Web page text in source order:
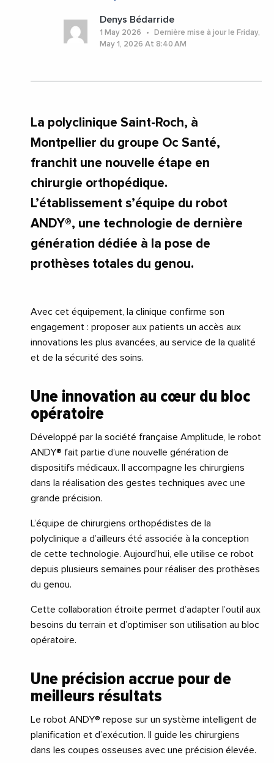
Denys Bédarride
1 May 2026
Dernière mise à jour le Friday,
May 1, 2026 At 8:40 AM
La polyclinique Saint-Roch, à
Montpellier du groupe Oc Santé,
franchit une nouvelle étape en
chirurgie orthopédique.
L’établissement s’équipe du robot
ANDY®, une technologie de dernière
génération dédiée à la pose de
prothèses totales du genou.
Avec cet équipement, la clinique confirme son
engagement : proposer aux patients un accès aux
innovations les plus avancées, au service de la qualité
et de la sécurité des soins.
Une innovation au cœur du bloc
opératoire
Développé par la société française Amplitude, le robot
ANDY® fait partie d’une nouvelle génération de
dispositifs médicaux. Il accompagne les chirurgiens
dans la réalisation des gestes techniques avec une
grande précision.
L’équipe de chirurgiens orthopédistes de la
polyclinique a d’ailleurs été associée à la conception
de cette technologie. Aujourd’hui, elle utilise ce robot
depuis plusieurs semaines pour réaliser des prothèses
du genou.
Cette collaboration étroite permet d’adapter l’outil aux
besoins du terrain et d’optimiser son utilisation au bloc
opératoire.
Une précision accrue pour de
meilleurs résultats
Le robot ANDY® repose sur un système intelligent de
planification et d’exécution. Il guide les chirurgiens
dans les coupes osseuses avec une précision élevée.